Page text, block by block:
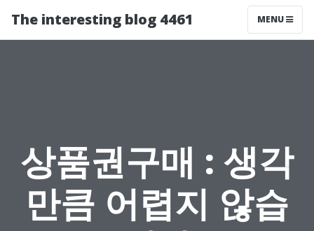
The interesting blog 4461 MENU
상품권구매 : 생각
만큼 어렵지 않습